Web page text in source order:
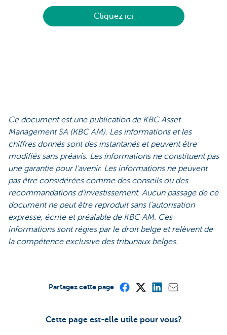
Cliquez ici
Ce document est une publication de KBC Asset
Management SA (KBC AM). Les informations et les
chiffres donnés sont des instantanés et peuvent être
modifiés sans préavis. Les informations ne constituent pas
une garantie pour l'avenir. Les informations ne peuvent
pas être considérées comme des conseils ou des
recommandations d'investissement. Aucun passage de ce
document ne peut être reproduit sans l’autorisation
expresse, écrite et préalable de KBC AM. Ces
informations sont régies par le droit belge et relèvent de
la compétence exclusive des tribunaux belges.
Cette page est-elle utile pour vous?
Partagez cette page